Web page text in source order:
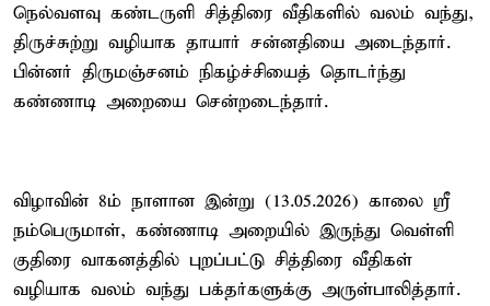
நெல்வளவு கண்டருளி சித்திரை வீதிகளில் வலம் வந்து,
திருச்சுற்று வழியாக தாயார் சன்னதியை அடைந்தார்.
பின்னர் திருமஞ்சனம் நிகழ்ச்சியைத் தொடர்ந்து
கண்ணாடி அறையை சென்றடைந்தார்.
விழாவின் 8ம் நாளான இன்று (13.05.2026) காலை ஸ்ரீ
நம்பெருமாள், கண்ணாடி அறையில் இருந்து வெள்ளி
குதிரை வாகனத்தில் புறப்பட்டு சித்திரை வீதிகள்
வழியாக வலம் வந்து பக்தர்களுக்கு அருள்பாலித்தார்.